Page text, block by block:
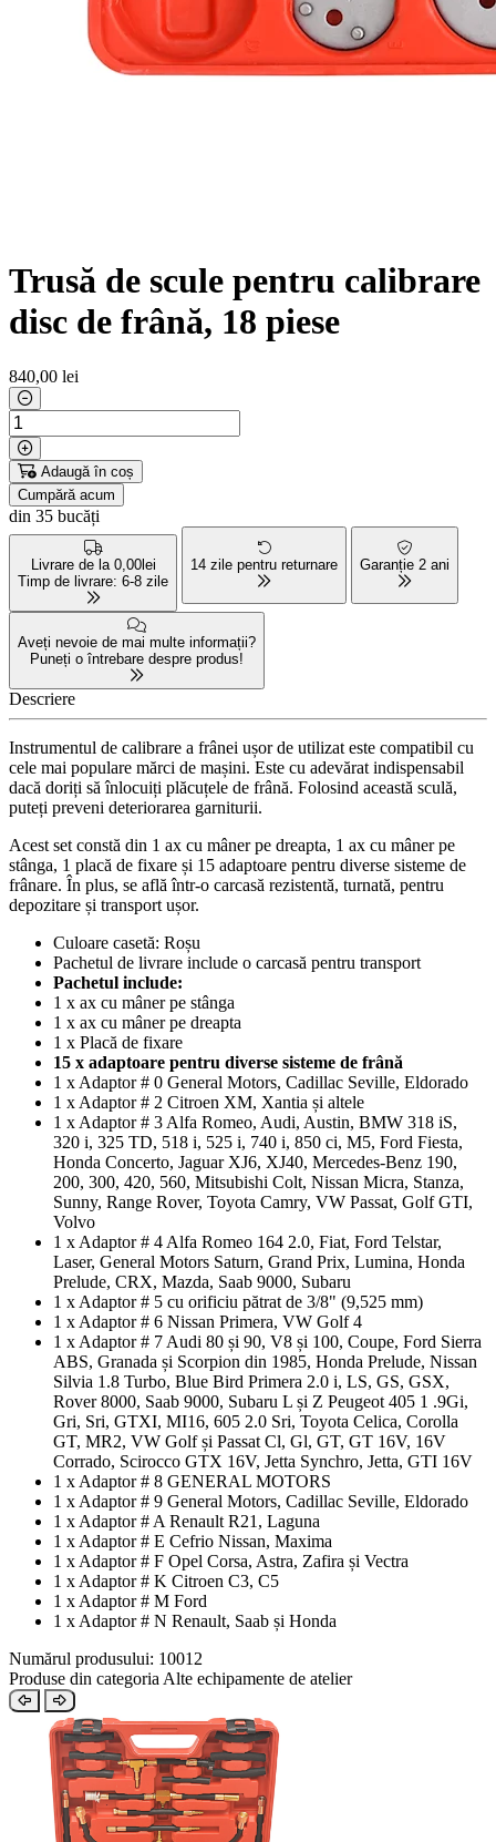
Trusă de scule pentru calibrare
disc de frână, 18 piese
840,00 lei
Adaugă în coș
Cumpără acum
din 35 bucăți
Livrare de la 0,00lei
Timp de livrare: 6-8 zile
14 zile pentru returnare Garanție 2 ani
Aveți nevoie de mai multe informații?
Puneți o întrebare despre produs!
Descriere
Instrumentul de calibrare a frânei ușor de utilizat este compatibil cu
cele mai populare mărci de mașini. Este cu adevărat indispensabil
dacă doriți să înlocuiți plăcuțele de frână. Folosind această sculă,
puteți preveni deteriorarea garniturii.
Acest set constă din 1 ax cu mâner pe dreapta, 1 ax cu mâner pe
stânga, 1 placă de fixare și 15 adaptoare pentru diverse sisteme de
frânare. În plus, se află într-o carcasă rezistentă, turnată, pentru
depozitare și transport ușor.
Culoare casetă: Roșu
Pachetul de livrare include o carcasă pentru transport
Pachetul include:
1 x ax cu mâner pe stânga
1 x ax cu mâner pe dreapta
1 x Placă de fixare
15 x adaptoare pentru diverse sisteme de frână
1 x Adaptor # 0 General Motors, Cadillac Seville, Eldorado
1 x Adaptor # 2 Citroen XM, Xantia și altele
1 x Adaptor # 3 Alfa Romeo, Audi, Austin, BMW 318 iS,
320 i, 325 TD, 518 i, 525 i, 740 i, 850 ci, M5, Ford Fiesta,
Honda Concerto, Jaguar XJ6, XJ40, Mercedes-Benz 190,
200, 300, 420, 560, Mitsubishi Colt, Nissan Micra, Stanza,
Sunny, Range Rover, Toyota Camry, VW Passat, Golf GTI,
Volvo
1 x Adaptor # 4 Alfa Romeo 164 2.0, Fiat, Ford Telstar,
Laser, General Motors Saturn, Grand Prix, Lumina, Honda
Prelude, CRX, Mazda, Saab 9000, Subaru
1 x Adaptor # 5 cu orificiu pătrat de 3/8" (9,525 mm)
1 x Adaptor # 6 Nissan Primera, VW Golf 4
1 x Adaptor # 7 Audi 80 și 90, V8 și 100, Coupe, Ford Sierra
ABS, Granada și Scorpion din 1985, Honda Prelude, Nissan
Silvia 1.8 Turbo, Blue Bird Primera 2.0 i, LS, GS, GSX,
Rover 8000, Saab 9000, Subaru L și Z Peugeot 405 1 .9Gi,
Gri, Sri, GTXI, MI16, 605 2.0 Sri, Toyota Celica, Corolla
GT, MR2, VW Golf și Passat Cl, Gl, GT, GT 16V, 16V
Corrado, Scirocco GTX 16V, Jetta Synchro, Jetta, GTI 16V
1 x Adaptor # 8 GENERAL MOTORS
1 x Adaptor # 9 General Motors, Cadillac Seville, Eldorado
1 x Adaptor # A Renault R21, Laguna
1 x Adaptor # E Cefrio Nissan, Maxima
1 x Adaptor # F Opel Corsa, Astra, Zafira și Vectra
1 x Adaptor # K Citroen C3, C5
1 x Adaptor # M Ford
1 x Adaptor # N Renault, Saab și Honda
Numărul produsului: 10012
Produse din categoria Alte echipamente de atelier